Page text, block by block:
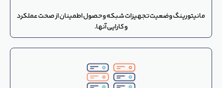
مانیتورینگ وضعیت تجهیزات شبکه و حصول اطمینان از صحت عملکرد
و کارایی آنها.